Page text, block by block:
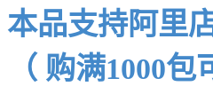
本品支持阿里
（ 购满1000